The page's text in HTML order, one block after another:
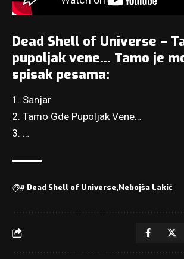
Dead Shell of Universe –
pupoljak vene… Tamo je
spisak pesama:
1. Sanjar
2. Tamo Gde Pupoljak Vene…
3. …
# Dead Shell of Universe Nebojša Lakić